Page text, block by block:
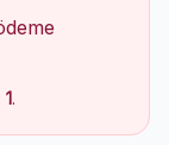
1.